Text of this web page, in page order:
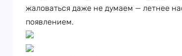
жаловаться даже не думаем — летнее
появлением.